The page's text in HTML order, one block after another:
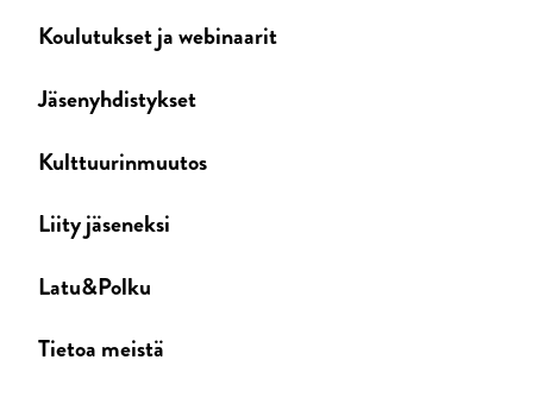
Koulutukset ja webinaarit
Jäsenyhdistykset
Kulttuurinmuutos
Liity jäseneksi
Latu&Polku
Tietoa meistä